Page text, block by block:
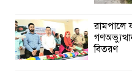
রামপালে
বিতরণ